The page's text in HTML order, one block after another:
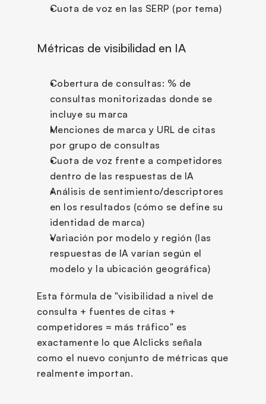
Cuota de voz en las SERP (por tema)
Métricas de visibilidad en IA
Cobertura de consultas: % de
consultas monitorizadas donde se
incluye su marca
Menciones de marca y URL de citas
por grupo de consultas
Cuota de voz frente a competidores
dentro de las respuestas de IA
Análisis de sentimiento/descriptores
en los resultados (cómo se define su
identidad de marca)
Variación por modelo y región (las
respuestas de IA varían según el
modelo y la ubicación geográfica)
Esta fórmula de "visibilidad a nivel de
consulta + fuentes de citas +
competidores = más tráfico" es
exactamente lo que AIclicks señala
como el nuevo conjunto de métricas que
realmente importan.